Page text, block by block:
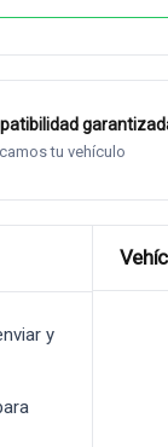
tu vehículo
y